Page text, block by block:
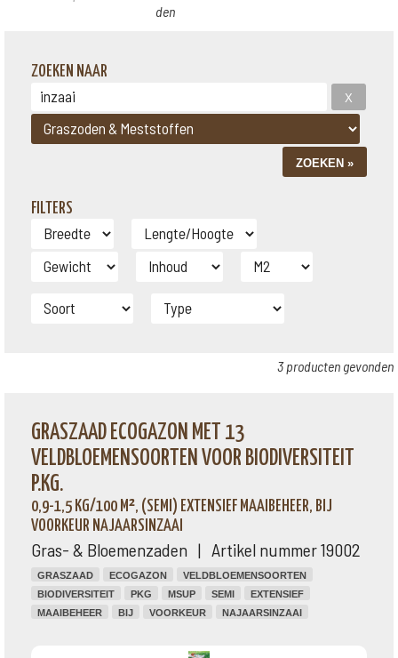
den
ZOEKEN NAAR
FILTERS
3 producten gevonden
GRASZAAD ECOGAZON MET 13
VELDBLOEMENSOORTEN VOOR BIODIVERSITEIT
P.KG.
0,9-1,5 KG/100 M², (SEMI) EXTENSIEF MAAIBEHEER, BIJ
VOORKEUR NAJAARSINZAAI
Gras- & Bloemenzaden | Artikel nummer 19002
GRASZAAD ECOGAZON
VELDBLOEMENSOORTEN
BIODIVERSITEIT
PKG MSUP SEMI
EXTENSIEF
MAAIBEHEER
BIJ VOORKEUR NAJAARSINZAAI